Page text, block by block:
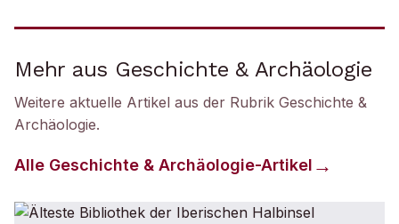
Mehr aus Geschichte & Archäologie
Weitere aktuelle Artikel aus der Rubrik Geschichte &
Archäologie.
Alle Geschichte & Archäologie-Artikel